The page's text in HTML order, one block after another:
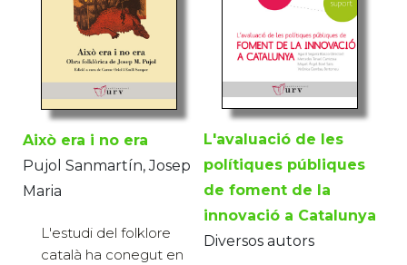
Això era i no era
Pujol Sanmartín, Josep
Maria
L'estudi del folklore
català ha conegut en
L'avaluació de les
polítiques públiques
de foment de la
innovació a Catalunya
Diversos autors